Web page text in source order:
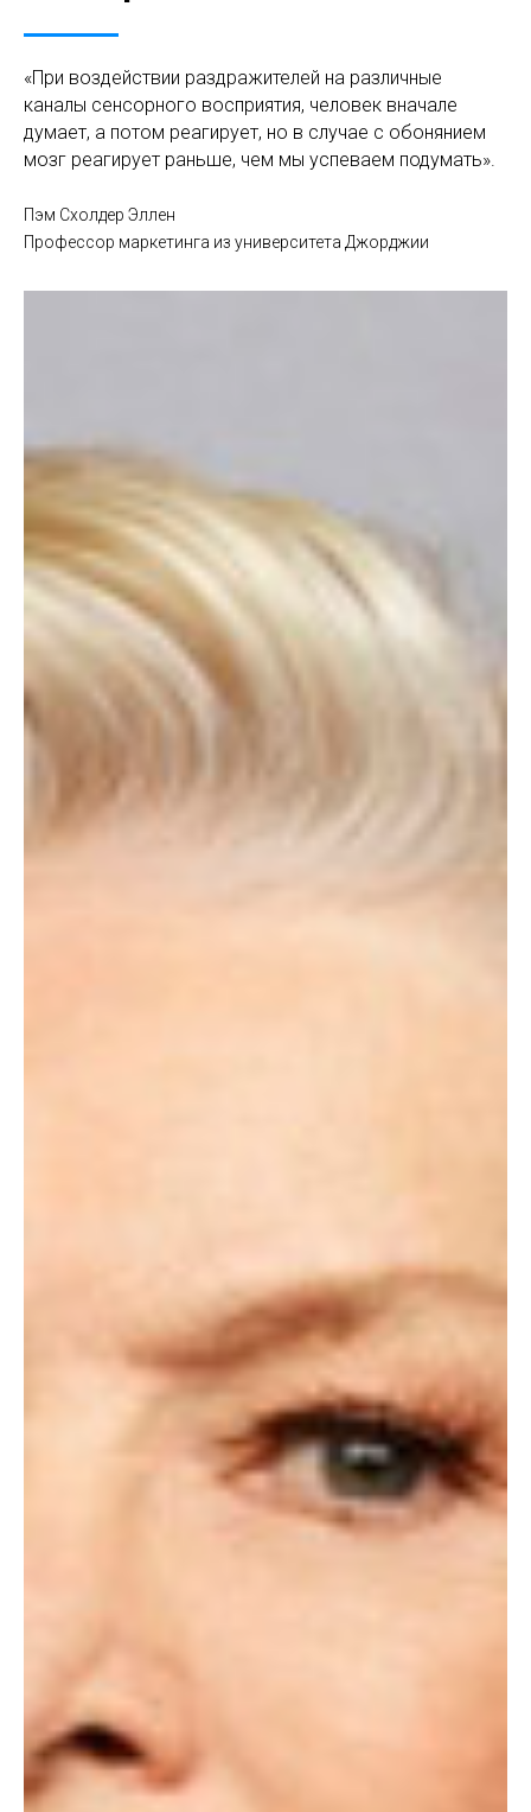
«При воздействии раздражителей на различные
каналы сенсорного восприятия, человек вначале
думает, а потом реагирует, но в случае с обонянием
мозг реагирует раньше, чем мы успеваем подумать».
Пэм Схолдер Эллен
Профессор маркетинга из университета Джорджии